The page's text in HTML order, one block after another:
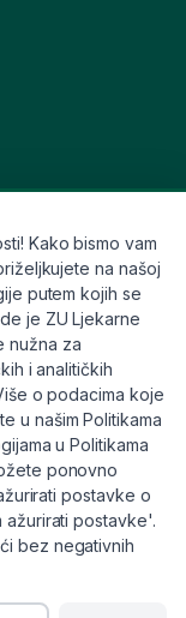
Kako bismo vam
na našoj
putem kojih se
je ZU Ljekarne
nužna za
i analitičkih
o podacima koje
u našim Politikama
u Politikama
ponovno
postavke o
ažurirati postavke'.
bez negativnih